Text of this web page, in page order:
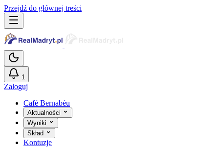
Przejdź do głównej treści
1
Zaloguj
Café Bernabéu
Aktualności
Wyniki
Skład
Kontuzje